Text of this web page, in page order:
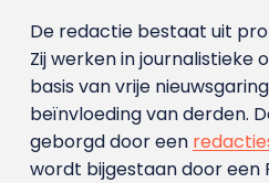
De redactie bestaat uit
Zij werken in journalistieke
basis van vrije
beïnvloeding van derden.
geborgd door een
wordt bijgestaan door een